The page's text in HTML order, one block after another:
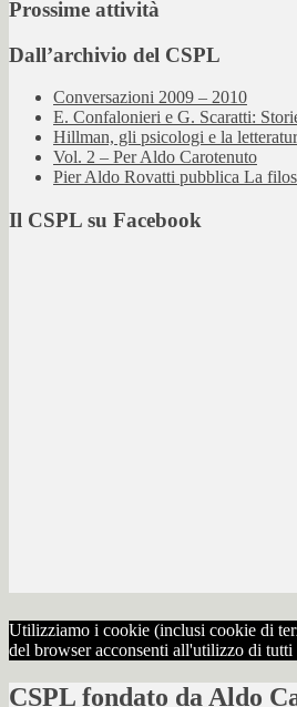
Prossime attività
Dall’archivio del CSPL
Conversazioni 2009 – 2010
E. Confalonieri e G. Scaratti:
Hillman, gli psicologi e la
Vol. 2 – Per Aldo Carotenuto
Pier Aldo Rovatti pubblica La
Il CSPL su Facebook
Utilizziamo i cookie (inclusi cookie di
del browser acconsenti all'utilizzo di
CSPL fondato da Aldo